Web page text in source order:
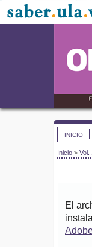
INICIO
Inicio > Vol.
El